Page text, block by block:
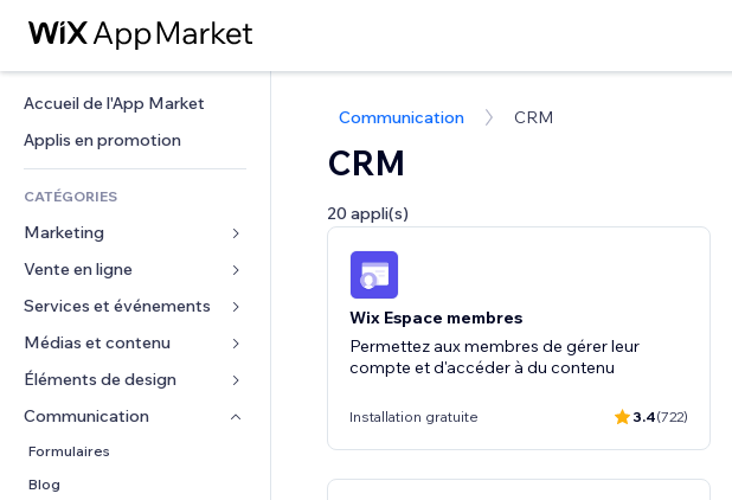
Accueil de l'App Market
Applis en promotion
CATÉGORIES
Marketing
Publicités
Mobile
Données analytiques
Réseaux sociaux
Vente en ligne
Applis pour les boutiques
Expédition et livraison
Boutons Vente
Services et événements
Hôtels
Événements
Restaurants
Médias et contenu
Galerie
Musique
Podcasts
Photographie
Éléments de design
Cartes et navigation
Confidentialité
Horloge
Formulaires
Blog
Communication CRM
CRM
20 appli(s)
Wix Espace membres
Permettez aux membres de gérer leur
compte et d'accéder à du contenu
Installation gratuite 3.4(722)